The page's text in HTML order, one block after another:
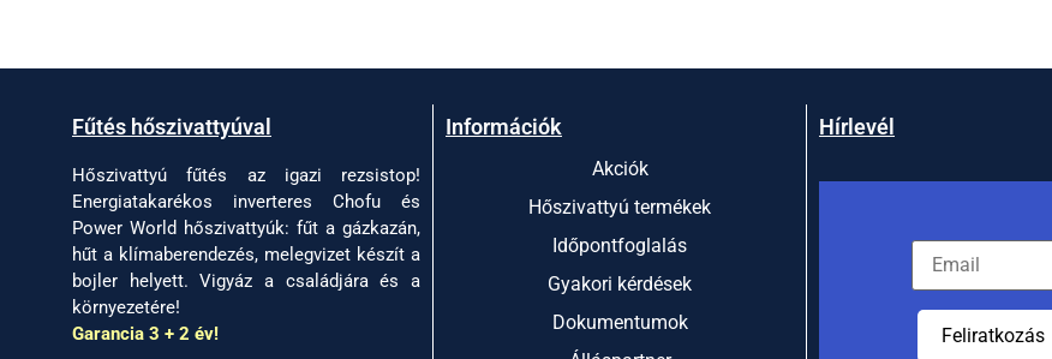
Fűtés hőszivattyúval
Hőszivattyú fűtés az igazi rezsistop!
Energiatakarékos inverteres Chofu és
Power World hőszivattyúk: fűt a gázkazán,
hűt a klímaberendezés, melegvizet készít a
bojler helyett. Vigyáz a családjára és a
környezetére!
Garancia 3 + 2 év!
Információk
Akciók
Hőszivattyú termékek
Időpontfoglalás
Gyakori kérdések
Dokumentumok
Hírlevél
Feliratkozás